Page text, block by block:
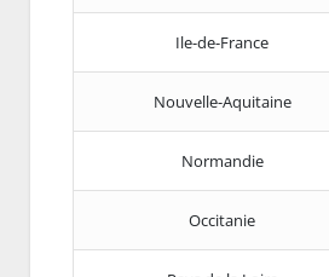
Ile-de-France
Nouvelle-Aquitaine
Normandie
Occitanie